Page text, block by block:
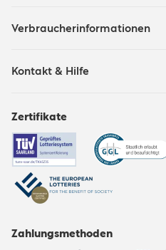
Verbraucherinformationen
Kontakt & Hilfe
Zertifikate
Zahlungsmethoden